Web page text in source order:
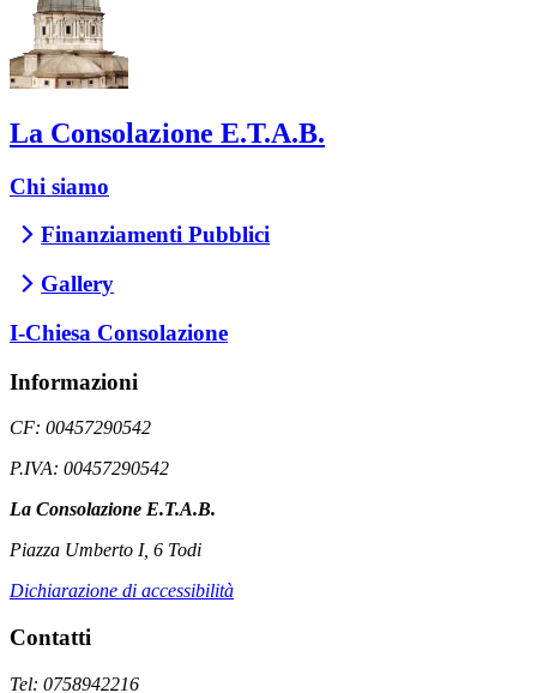
La Consolazione E.T.A.B.
Chi siamo
Finanziamenti Pubblici
Gallery
I-Chiesa Consolazione
Informazioni
CF: 00457290542
P.IVA: 00457290542
La Consolazione E.T.A.B.
Piazza Umberto I, 6 Todi
Dichiarazione di accessibilità
Contatti
Tel: 0758942216